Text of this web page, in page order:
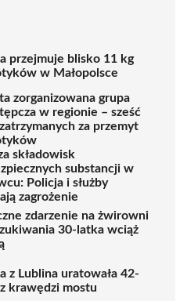
przejmuje blisko 11 kg
w Małopolsce
zorganizowana grupa
w regionie – sześć
za przemyt
składowisk
substancji w
Policja i służby
zagrożenie
zdarzenie na żwirowni
30-latka wciąż
z Lublina uratowała 42-
krawędzi mostu